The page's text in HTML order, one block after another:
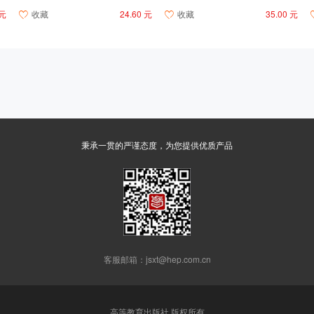
 收藏
24.60 元
 收藏
35.00 元
秉承一贯的严谨态度，为您提供优质产品
客服邮箱：jsxt@hep.com.cn
高等教育出版社 版权所有